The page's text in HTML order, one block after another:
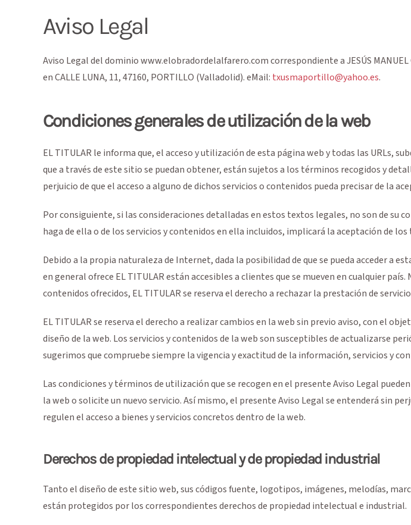
Aviso Legal
Aviso Legal del dominiowww.elobradordelalfarero.comcorrespondiente aJESÚS
enCALLE LUNA, 11,47160, PORTILLO (Valladolid). eMail: txusmaportillo@yahoo.es.
Condiciones generales de utilización de la web
EL TITULAR le informa que, el acceso y utilización de esta página web y todas las URLs,
que a través de este sitio se puedan obtener, están sujetos a los términos recogidos y
perjuicio de que el acceso a alguno de dichos servicios o contenidos pueda precisar de la
Por consiguiente, si las consideraciones detalladas en estos textos legales, no son de su
haga de ella o de los servicios y contenidos en ella incluidos, implicará la aceptación de
Debido a la propia naturaleza de Internet, dada la posibilidad de que se pueda acceder a
en general ofrece EL TITULAR están accesibles a clientes que se mueven en cualquier
contenidos ofrecidos, EL TITULAR se reserva el derecho a rechazar la prestación de
EL TITULAR se reserva el derecho a realizar cambios en la web sin previo aviso, con el
diseño de la web. Los servicios y contenidos de la web son susceptibles de actualizarse
sugerimos que compruebe siempre la vigencia y exactitud de la información, servicios y
Las condiciones y términos de utilización que se recogen en el presente Aviso Legal
la web o solicite un nuevo servicio. Así mismo, el presente Aviso Legal se entenderá sin
regulen el acceso a bienes y servicios concretos dentro de la web.
Derechos de propiedad intelectual y de propiedad industrial
Tanto el diseño de este sitio web, sus códigos fuente, logotipos, imágenes, melodías,
están protegidos por los correspondientes derechos de propiedad intelectual e industrial.